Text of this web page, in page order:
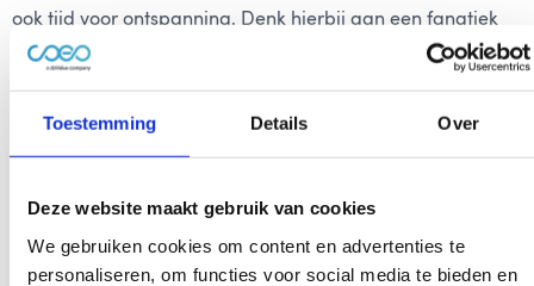
Toestemming Details Over
Deze website maakt gebruik van cookies
We gebruiken cookies om content en advertenties te
personaliseren, om functies voor social media te bieden en
ook tijd voor ontspanning. Denk hierbij aan een fanatiek
rondje tafeltennis tijdens de pauze of ons jaarlijkse uitje
…En bovenal, hele fijne collega’s!